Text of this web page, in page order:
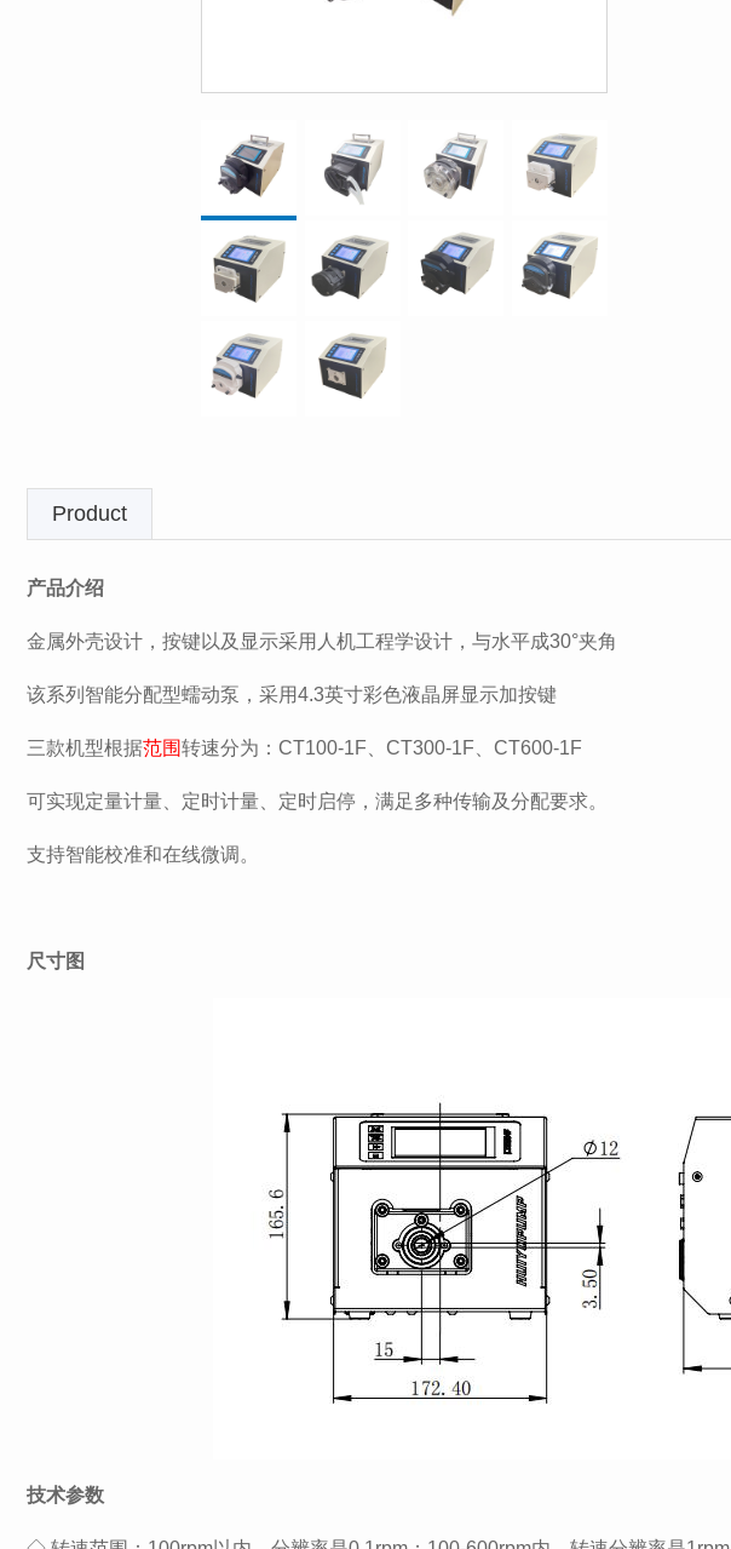
Product
产品介绍
金属外壳设计，按键以及显示采用人机工程学设计，与水平成30°夹角
该系列智能分配型蠕动泵，采用4.3英寸彩色液晶屏显示加按键
三款机型根据范围转速分为：CT100-1F、CT300-1F、CT600-1F
可实现定量计量、定时计量、定时启停，满足多种传输及分配要求。
支持智能校准和在线微调。
尺寸图
技术参数